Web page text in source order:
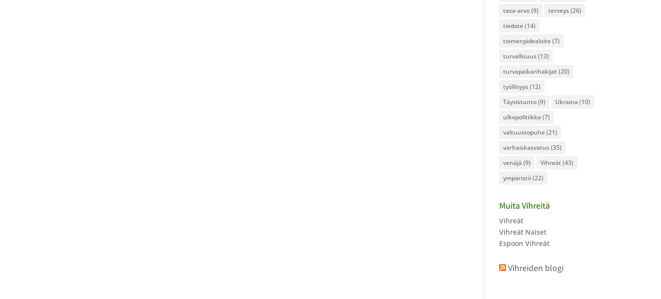
tasa-arvo(9) terveys(26)
tiedote(14)
toimenpidealoite(7)
turvallisuus(13)
turvapaikanhakijat (20)
työllisyys(12)
Täysistunto(9) Ukraina (10)
ulkopolitiikka (7)
valtuustopuhe(21)
varhaiskasvatus(35)
venäjä (9) Vihreät (43)
ympäristö(22)
Muita Vihreitä
Vihreät
Vihreät Naiset
Espoon Vihreät
Vihreiden blogi